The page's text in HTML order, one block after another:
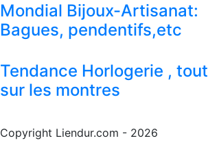
Mondial Bijoux-Artisanat:
Bagues, pendentifs,etc
Tendance Horlogerie , tout
sur les montres
Copyright Liendur.com - 2026